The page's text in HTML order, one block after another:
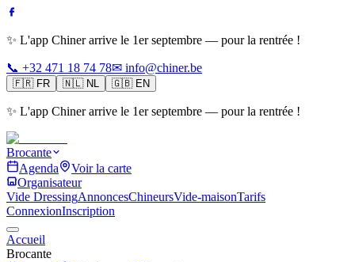
✨ L'app Chiner arrive le 1er septembre — pour la rentrée !
📞 +32 471 18 74 78✉ info@chiner.be
🇫🇷 FR 🇳🇱 NL 🇬🇧 EN
✨ L'app Chiner arrive le 1er septembre — pour la rentrée !
Brocante
Agenda
Voir la carte
Organisateur
Vide DressingAnnoncesChineursVide-maisonTarifs
ConnexionInscription
Accueil
Brocante